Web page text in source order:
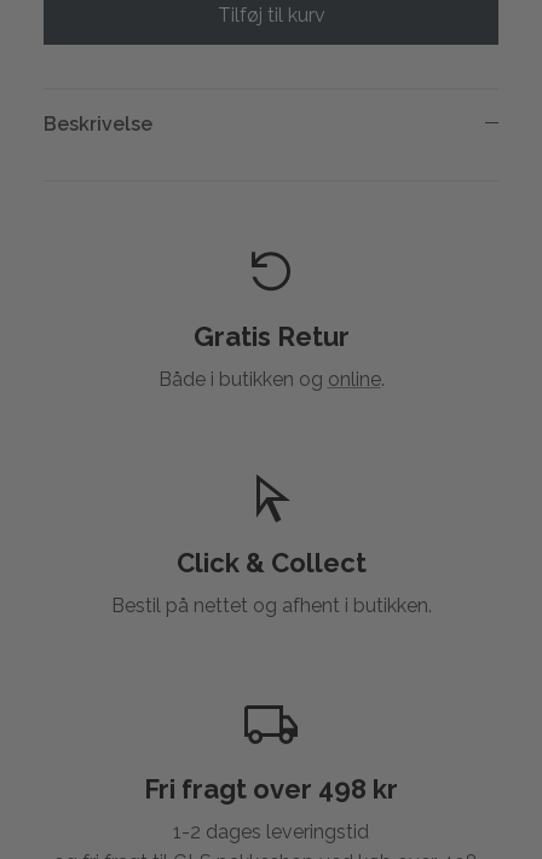
Tilføj til kurv
Beskrivelse
Gratis Retur
Både i butikken og online.
Click & Collect
Bestil på nettet og afhent i butikken.
Fri fragt over 498 kr
1-2 dages leveringstid